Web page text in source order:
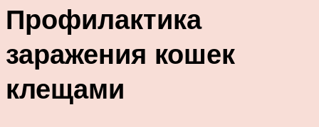
Профилактика
заражения кошек
клещами